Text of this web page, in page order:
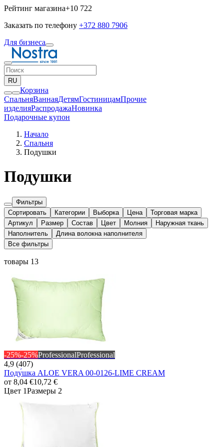
Рейтинг магазина+10 722
Заказать по телефону +372 880 7906
Для бизнеса
RU
Корзина
СпальняВаннаяДетямГостиницамПрочие
изделияPаспродажаНовинка
Подарочные купон
Начало
Спальня
Подушки
Подушки
Фильтры
Сортировать
Категории Выборка Цена
Торговая марка
Артикул
Размер Состав Цвет Молния
Наружная ткань
Наполнитель
Длина волокна наполнителя
Все фильтры
товары 13
-25%-25%ProfessionalProfessional
4,9 (407)
Поду́шка ALOE VERA 00-0126-LIME CREAM
от 8,04 €10,72 €
Цвет 1Размеры 2